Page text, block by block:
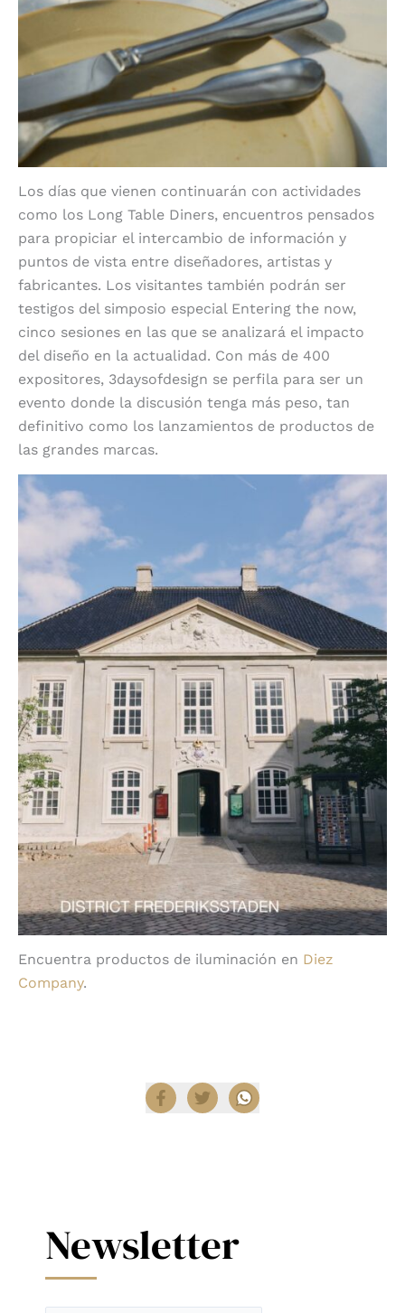
Los días que vienen continuarán con actividades
como los Long Table Diners, encuentros pensados
para propiciar el intercambio de información y
puntos de vista entre diseñadores, artistas y
fabricantes. Los visitantes también podrán ser
testigos del simposio especial Entering the now,
cinco sesiones en las que se analizará el impacto
del diseño en la actualidad. Con más de 400
expositores, 3daysofdesign se perfila para ser un
evento donde la discusión tenga más peso, tan
definitivo como los lanzamientos de productos de
las grandes marcas.
Encuentra productos de iluminación en Diez
Company.
Newsletter